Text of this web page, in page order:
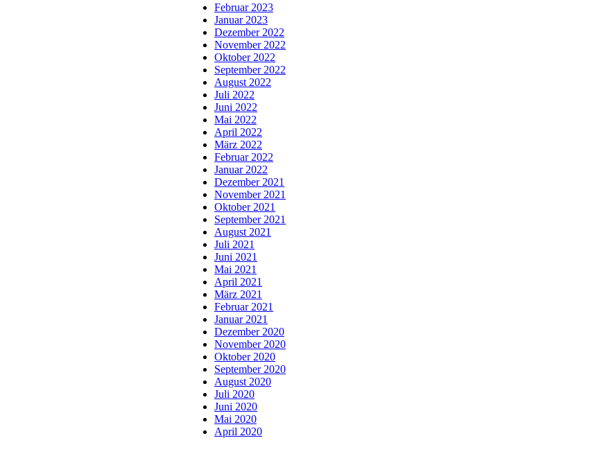
Februar 2023
Januar 2023
Dezember 2022
November 2022
Oktober 2022
September 2022
August 2022
Juli 2022
Juni 2022
Mai 2022
April 2022
März 2022
Februar 2022
Januar 2022
Dezember 2021
November 2021
Oktober 2021
September 2021
August 2021
Juli 2021
Juni 2021
Mai 2021
April 2021
März 2021
Februar 2021
Januar 2021
Dezember 2020
November 2020
Oktober 2020
September 2020
August 2020
Juli 2020
Juni 2020
Mai 2020
April 2020